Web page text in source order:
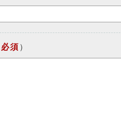
必須 ）